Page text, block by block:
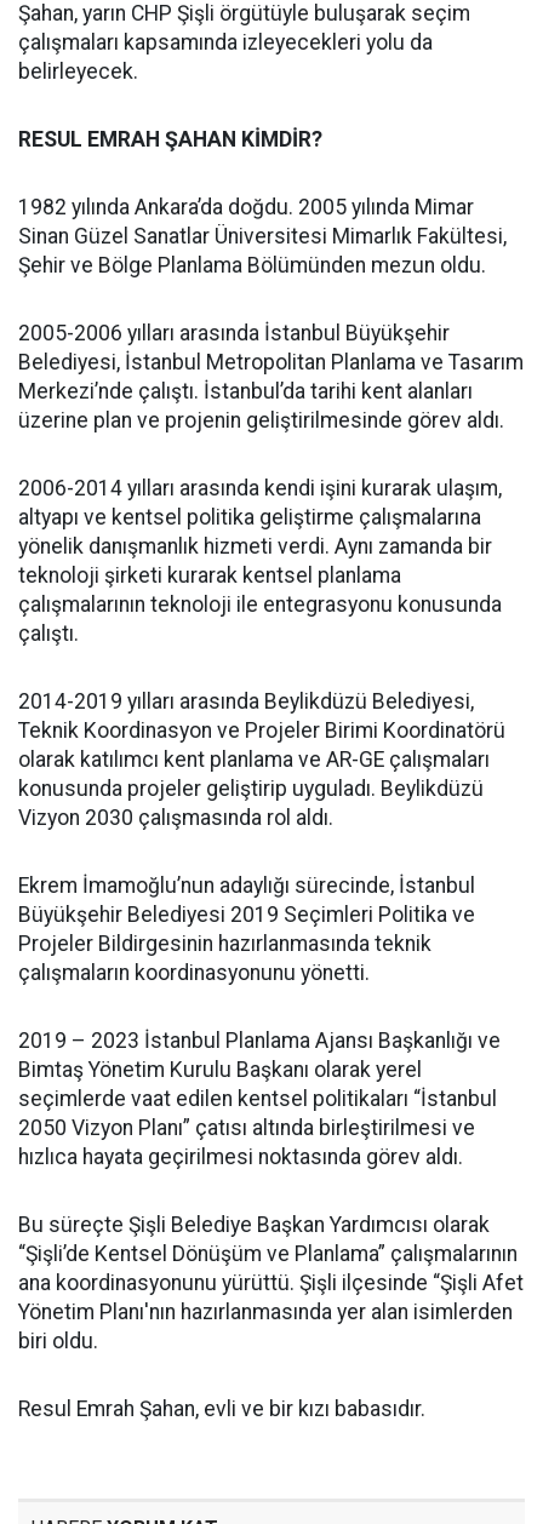
Şahan, yarın CHP Şişli örgütüyle buluşarak seçim
çalışmaları kapsamında izleyecekleri yolu da
belirleyecek.
RESUL EMRAH ŞAHAN KİMDİR?
1982 yılında Ankara’da doğdu. 2005 yılında Mimar
Sinan Güzel Sanatlar Üniversitesi Mimarlık Fakültesi,
Şehir ve Bölge Planlama Bölümünden mezun oldu.
2005-2006 yılları arasında İstanbul Büyükşehir
Belediyesi, İstanbul Metropolitan Planlama ve Tasarım
Merkezi’nde çalıştı. İstanbul’da tarihi kent alanları
üzerine plan ve projenin geliştirilmesinde görev aldı.
2006-2014 yılları arasında kendi işini kurarak ulaşım,
altyapı ve kentsel politika geliştirme çalışmalarına
yönelik danışmanlık hizmeti verdi. Aynı zamanda bir
teknoloji şirketi kurarak kentsel planlama
çalışmalarının teknoloji ile entegrasyonu konusunda
çalıştı.
2014-2019 yılları arasında Beylikdüzü Belediyesi,
Teknik Koordinasyon ve Projeler Birimi Koordinatörü
olarak katılımcı kent planlama ve AR-GE çalışmaları
konusunda projeler geliştirip uyguladı. Beylikdüzü
Vizyon 2030 çalışmasında rol aldı.
Ekrem İmamoğlu’nun adaylığı sürecinde, İstanbul
Büyükşehir Belediyesi 2019 Seçimleri Politika ve
Projeler Bildirgesinin hazırlanmasında teknik
çalışmaların koordinasyonunu yönetti.
2019 – 2023 İstanbul Planlama Ajansı Başkanlığı ve
Bimtaş Yönetim Kurulu Başkanı olarak yerel
seçimlerde vaat edilen kentsel politikaları “İstanbul
2050 Vizyon Planı” çatısı altında birleştirilmesi ve
hızlıca hayata geçirilmesi noktasında görev aldı.
Bu süreçte Şişli Belediye Başkan Yardımcısı olarak
“Şişli’de Kentsel Dönüşüm ve Planlama” çalışmalarının
ana koordinasyonunu yürüttü. Şişli ilçesinde “Şişli Afet
Yönetim Planı'nın hazırlanmasında yer alan isimlerden
biri oldu.
Resul Emrah Şahan, evli ve bir kızı babasıdır.